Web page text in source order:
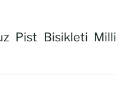
Pist Bisikleti Milli